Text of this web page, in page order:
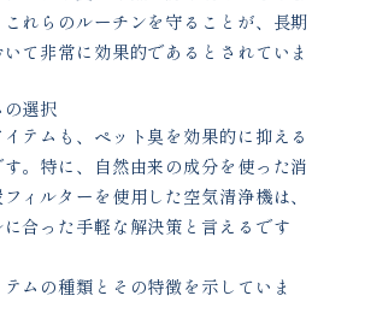
れらのルーチンを守ることが、長期
て非常に効果的であるとされていま
選択
テムも、ペット臭を効果的に抑える
。特に、自然由来の成分を使った消
ィルターを使用した空気清浄機は、
合った手軽な解決策と言えるです
ムの種類とその特徴を示していま